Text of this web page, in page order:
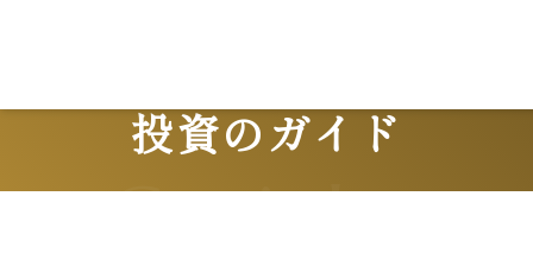
投資のガイド
Guide